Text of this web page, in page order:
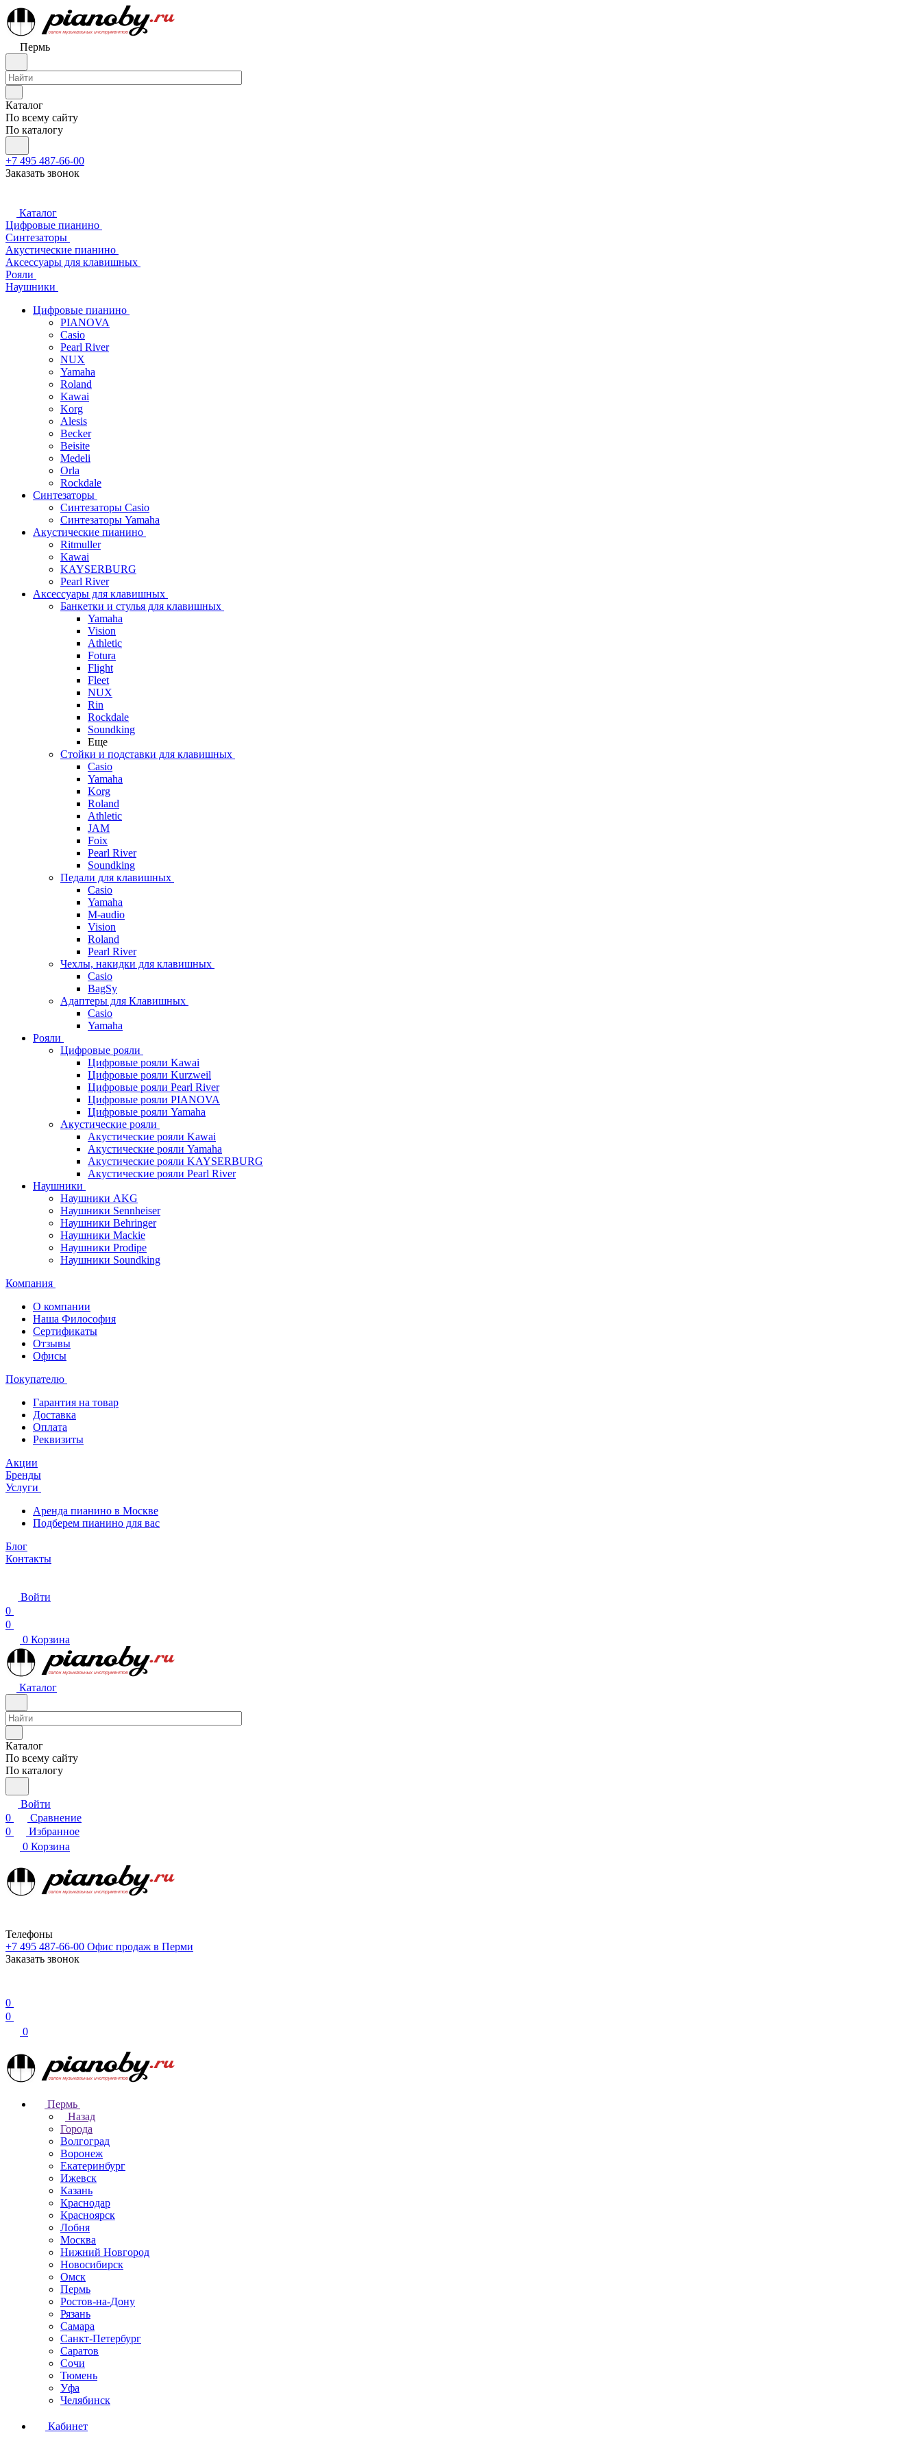
Пермь
Каталог
По всему сайту
По каталогу
+7 495 487-66-00
Заказать звонок
Каталог
Цифровые пианино
Синтезаторы
Акустические пианино
Аксессуары для клавишных
Рояли
Наушники
Цифровые пианино
PIANOVA
Casio
Pearl River
NUX
Yamaha
Roland
Kawai
Korg
Alesis
Becker
Beisite
Medeli
Orla
Rockdale
Синтезаторы
Синтезаторы Casio
Синтезаторы Yamaha
Акустические пианино
Ritmuller
Kawai
KAYSERBURG
Pearl River
Аксессуары для клавишных
Банкетки и стулья для клавишных
Yamaha
Vision
Athletic
Fotura
Flight
Fleet
NUX
Rin
Rockdale
Soundking
Еще
Стойки и подставки для клавишных
Casio
Yamaha
Korg
Roland
Athletic
JAM
Foix
Pearl River
Soundking
Педали для клавишных
Casio
Yamaha
M-audio
Vision
Roland
Pearl River
Чехлы, накидки для клавишных
Casio
BagSy
Адаптеры для Клавишных
Casio
Yamaha
Рояли
Цифровые рояли
Цифровые рояли Kawai
Цифровые рояли Kurzweil
Цифровые рояли Pearl River
Цифровые рояли PIANOVA
Цифровые рояли Yamaha
Акустические рояли
Акустические рояли Kawai
Акустические рояли Yamaha
Акустические рояли KAYSERBURG
Акустические рояли Pearl River
Наушники
Наушники AKG
Наушники Sennheiser
Наушники Behringer
Наушники Mackie
Наушники Prodipe
Наушники Soundking
Компания
О компании
Наша Философия
Сертификаты
Отзывы
Офисы
Покупателю
Гарантия на товар
Доставка
Оплата
Реквизиты
Акции
Бренды
Услуги
Аренда пианино в Москве
Подберем пианино для вас
Блог
Контакты
Войти
0
0
0 Корзина
Каталог
Каталог
По всему сайту
По каталогу
Войти
0
Сравнение
0
Избранное
0 Корзина
Телефоны
+7 495 487-66-00 Офис продаж в Перми
Заказать звонок
0
0
0
Пермь
Назад
Города
Волгоград
Воронеж
Екатеринбург
Ижевск
Казань
Краснодар
Красноярск
Лобня
Москва
Нижний Новгород
Новосибирск
Омск
Пермь
Ростов-на-Дону
Рязань
Самара
Санкт-Петербург
Саратов
Сочи
Тюмень
Уфа
Челябинск
Кабинет